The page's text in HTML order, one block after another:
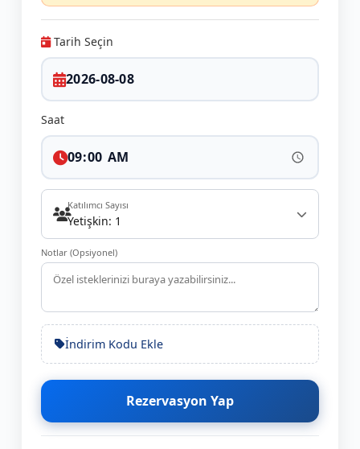
Tarih Seçin
Saat
Katılımcı Sayısı
Yetişkin: 1
Notlar (Opsiyonel)
İndirim Kodu Ekle
Rezervasyon Yap